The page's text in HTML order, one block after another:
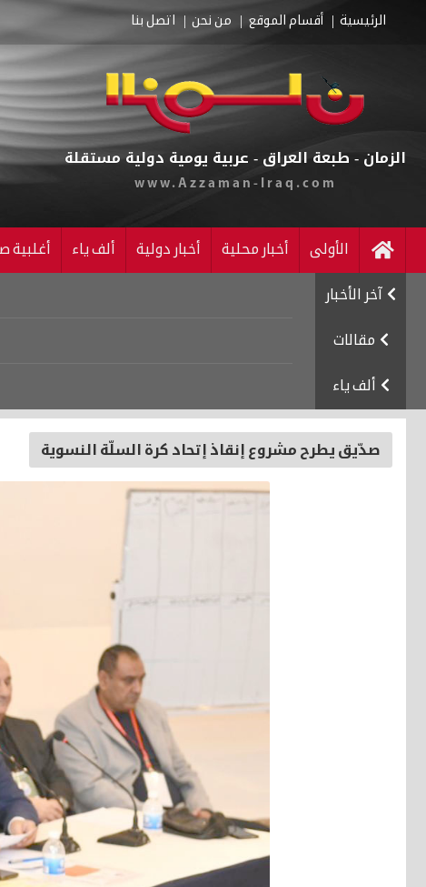
الرئيسية أقسام الموقع من نحن اتصل بنا
الزمان - طبعة العراق - عربية يومية دولية مستقلة
www.Azzaman-Iraq.com
الأولى أخبار محلية أخبار دولية ألف ياء أغلبية
آخر الأخبار
مقالات
ألف ياء
صدّيق يطرح مشروع إنقاذ إتحاد كرة السلّة النسوية